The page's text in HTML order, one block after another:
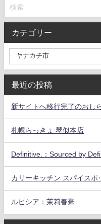
カテゴリー
最近の投稿
新サイトへ移行完了のおし
札幌らっきょ 琴似本店
Definitive.：Sourced by
カリーキッチン スパイスポ
ルピシア：茉莉春毫